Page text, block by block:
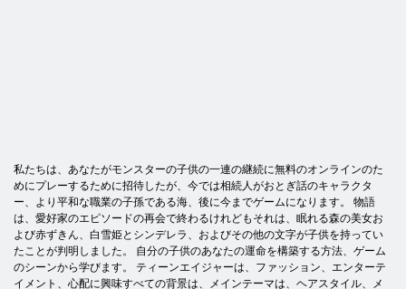
私たちは、あなたがモンスターの子供の一連の継続に無料のオンラインのた
めにプレーするために招待したが、今では相続人がおとぎ話のキャラクタ
ー、より平和な職業の子孫である海、後に今までゲームになります。 物語
は、愛好家のエピソードの再会で終わるけれどもそれは、眠れる森の美女お
よび赤ずきん、白雪姫とシンデレラ、およびその他の文字が子供を持ってい
たことが判明しました。 自分の子供のあなたの運命を構築する方法、ゲーム
のシーンから学びます。 ティーンエイジャーは、ファッション、エンターテ
イメント、心配に興味すべての背景は、メインテーマは、ヘアスタイル、メ